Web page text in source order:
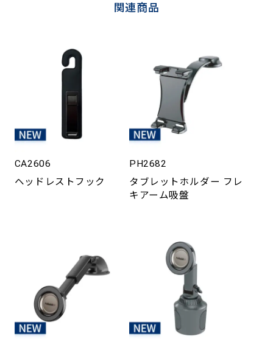
関連商品
CA2606
ヘッドレストフック
PH2682
タブレットホルダー フレ
キアーム吸盤